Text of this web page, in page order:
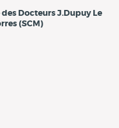
Docteurs J.Dupuy Le
(SCM)